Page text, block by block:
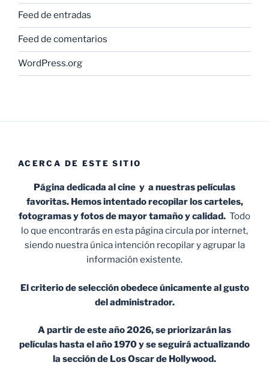
Feed de entradas
Feed de comentarios
WordPress.org
ACERCA DE ESTE SITIO
Página dedicada al cine y a nuestras películas
favoritas. Hemos intentado recopilar los carteles,
fotogramas y fotos de mayor tamaño y calidad. Todo
lo que encontrarás en esta página circula por internet,
siendo nuestra única intención recopilar y agrupar la
información existente.
El criterio de selección obedece únicamente al gusto
del administrador.
A partir de este año 2026, se priorizarán las
películas hasta el año 1970 y se seguirá actualizando
la sección de Los Oscar de Hollywood.